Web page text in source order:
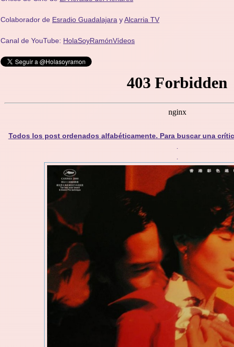
Colaborador de Esradio Guadalajara yAlcarria TV
Canal de YouTube: HolaSoyRamónVídeos
Todos los post ordenados alfabéticamente. Para buscar una